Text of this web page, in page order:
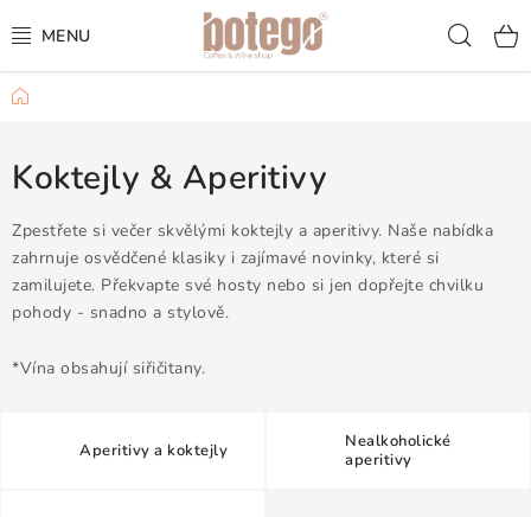
na
KÁVA
FRAPPÉ
VÍNA
ŠUMIVÁ VÍNA
Domů
Koktejly & Aperitivy
Zpestřete si večer skvělými koktejly a aperitivy. Naše nabídka
zahrnuje osvědčené klasiky i zajímavé novinky, které si
zamilujete. Překvapte své hosty nebo si jen dopřejte chvilku
pohody - snadno a stylově.
*Vína obsahují siřičitany.
Aperitivy a koktejly
Nealkoholické
aperitivy